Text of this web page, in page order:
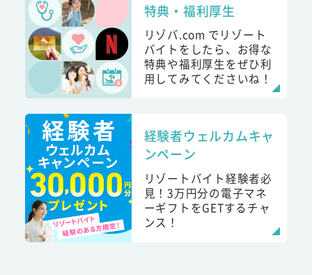
特典・福利厚生
リゾバ.com でリゾート
バイトをしたら、お得な
特典や福利厚生をぜひ利
用してみてくださいね！
経験者ウェルカムキャ
ンペーン
リゾートバイト経験者必
見！3万円分の電子マネ
ーギフトをGETするチャ
ンス！